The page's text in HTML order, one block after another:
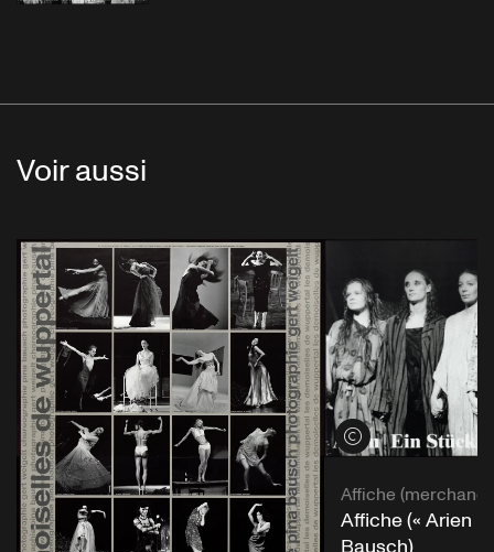
Voir aussi
Voir les crédits
Affiche
Affiche (« Arien »